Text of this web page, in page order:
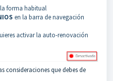
forma habitual
en la barra de navegación
activar la auto-renovación
consideraciones que debes de